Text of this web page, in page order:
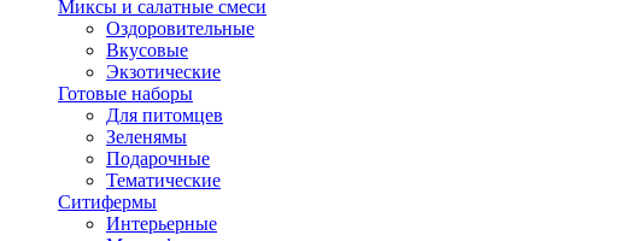
Миксы и салатные смеси
Оздоровительные
Вкусовые
Экзотические
Готовые наборы
Для питомцев
Зеленямы
Подарочные
Тематические
Ситифермы
Интерьерные